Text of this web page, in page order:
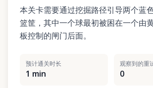
本关卡需要通过挖掘路径引导两个蓝
篮筐，其中一个球最初被困在一个由
板控制的闸门后面。
预计通关时长
1 min
观察到的重
0